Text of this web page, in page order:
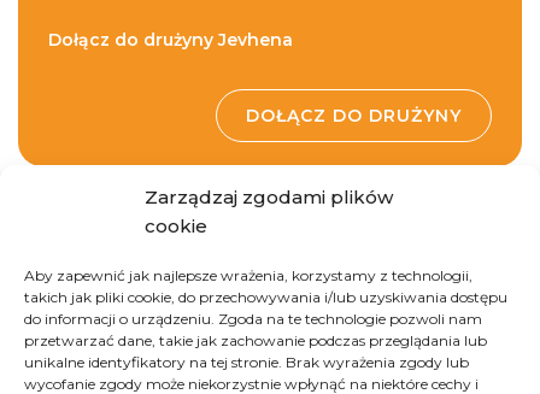
Zarządzaj zgodami plików
cookie
Aby zapewnić jak najlepsze wrażenia, korzystamy z technologii,
takich jak pliki cookie, do przechowywania i/lub uzyskiwania dostępu
do informacji o urządzeniu. Zgoda na te technologie pozwoli nam
przetwarzać dane, takie jak zachowanie podczas przeglądania lub
unikalne identyfikatory na tej stronie. Brak wyrażenia zgody lub
wycofanie zgody może niekorzystnie wpłynąć na niektóre cechy i
Ukraina
Dołącz do drużyny Jevhena
DOŁĄCZ DO DRUŻYNY